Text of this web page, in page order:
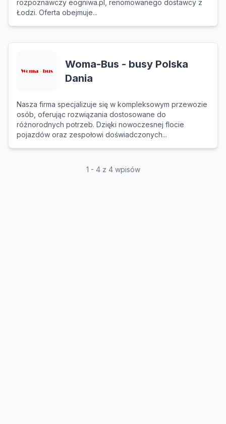
rozpoznawczy eogniwa.pl, renomowanego dostawcy z
Łodzi. Oferta obejmuje...
Woma-Bus - busy Polska
Dania
Nasza firma specjalizuje się w kompleksowym przewozie
osób, oferując rozwiązania dostosowane do
różnorodnych potrzeb. Dzięki nowoczesnej flocie
pojazdów oraz zespołowi doświadczonych...
1 - 4 z 4 wpisów